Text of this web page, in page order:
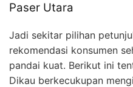
Paser Utara
Jadi sekitar pilihan
rekomendasi konsumen
pandai kuat. Berikut ini
Dikau berkecukupan